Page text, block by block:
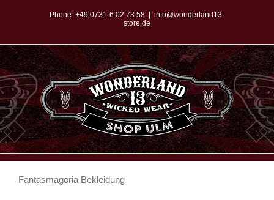
springen
Phone: +49 0731-6 02 73 58
info@wonderland13-
store.de
Fantasmagoria Bekleidung